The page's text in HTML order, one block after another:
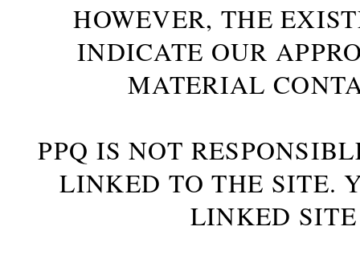
HOWEVER, THE
INDICATE OUR
MATERIAL
PPQ IS NOT
LINKED TO THE SITE.
LINKED